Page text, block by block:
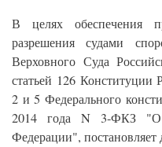
В целях обеспечения
разрешения судами
Верховного Суда
статьей 126 Конституции
2 и 5 Федерального
2014 года N 3-ФКЗ "О
Федерации", постановляет